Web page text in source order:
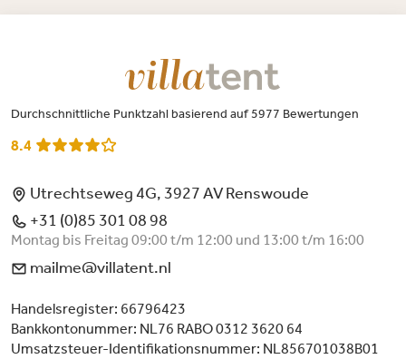
Durchschnittliche Punktzahl basierend auf 5977 Bewertungen
8.4
Utrechtseweg 4G, 3927 AV Renswoude
+31 (0)85 301 08 98
Montag bis Freitag 09:00 t/m 12:00 und 13:00 t/m 16:00
mailme@villatent.nl
Handelsregister: 66796423
Bankkontonummer: NL76 RABO 0312 3620 64
Umsatzsteuer-Identifikationsnummer: NL856701038B01